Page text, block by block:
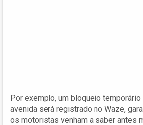
Por exemplo, um bloqueio temporário
avenida será registrado no Waze,
os motoristas venham a saber antes